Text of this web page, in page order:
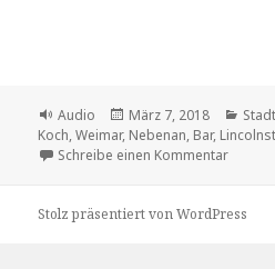
Format
Audio
Veröffentlicht
am
März 7, 2018
Koch,Weimar, Nebenan, Bar,
Schreibe einen Kommentarzu ein
Stolz präsentiert von WordPress